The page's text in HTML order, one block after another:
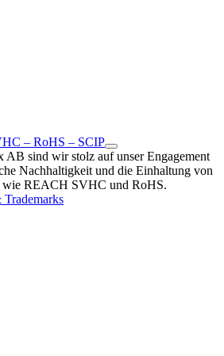
– RoHS – SCIP
AB sind wir stolz auf unser Engagement
Nachhaltigkeit und die Einhaltung von
wie REACH SVHC und RoHS.